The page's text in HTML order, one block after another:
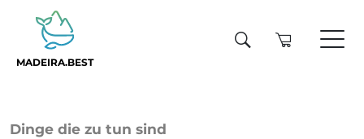
MADEIRA.BEST
Dinge die zu tun sind